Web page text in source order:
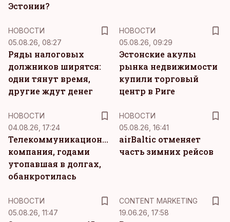
Эстонии?
НОВОСТИ
05.08.26, 08:27
Ряды налоговых
должников ширятся:
одни тянут время,
другие ждут денег
НОВОСТИ
05.08.26, 09:29
Эстонские акулы
рынка недвижимости
купили торговый
центр в Риге
НОВОСТИ
04.08.26, 17:24
Телекоммуникационная
компания, годами
утопавшая в долгах,
обанкротилась
НОВОСТИ
05.08.26, 16:41
airBaltic отменяет
часть зимних рейсов
НОВОСТИ
05.08.26, 11:47
CONTENT MARKETING
19.06.26, 17:58